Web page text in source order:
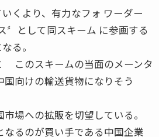
くより、有力なフォ ワーダー
〞として同スキーム に参画する
る。
このスキームの当面のメーンタ
向けの輸送貨物になりそう
場への拡販を切望している。
なるのが買い手である中国企業